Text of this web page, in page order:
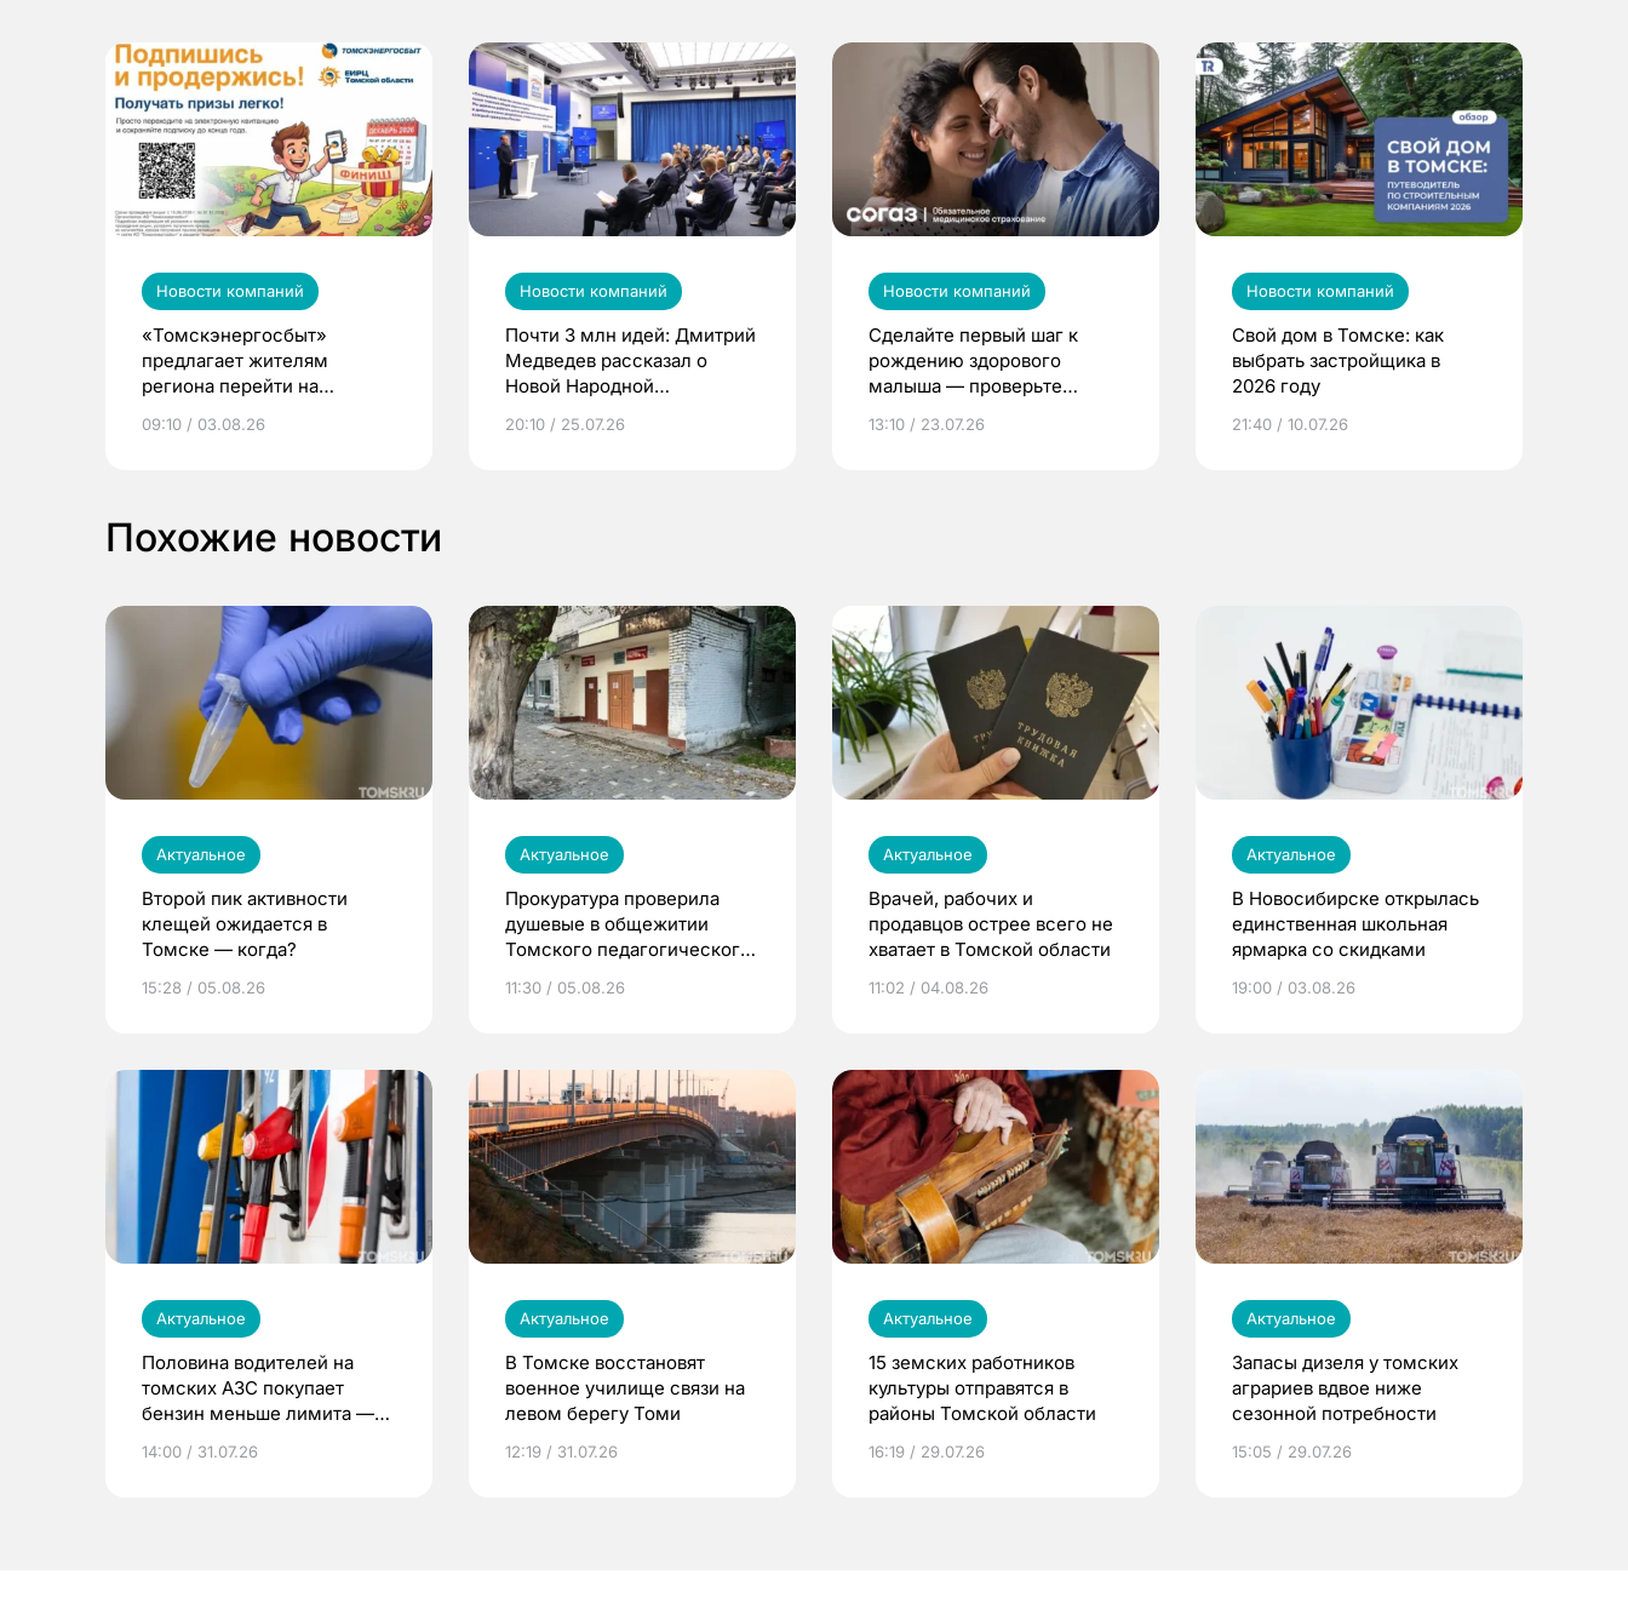
Новости компаний
«Томскэнергосбыт»
предлагает жителям
региона перейти на
выиграть призы
09:10 / 03.08.26
Новости компаний
Почти 3 млн идей: Дмитрий
Медведев рассказал о
Новой Народной
20:10 / 25.07.26
Новости компаний
Сделайте первый шаг к
рождению здорового
малыша — проверьте
по ОМС!
13:10 / 23.07.26
Новости компаний
Свой дом в Томске: как
выбрать застройщика в
2026 году
21:40 / 10.07.26
Похожие новости
Актуальное
Второй пик активности
клещей ожидается в
Томске — когда?
15:28 / 05.08.26
Актуальное
Прокуратура проверила
душевые в общежитии
Томского педагогического
11:30 / 05.08.26
Актуальное
Врачей, рабочих и
продавцов острее всего не
хватает в Томской области
11:02 / 04.08.26
Актуальное
В Новосибирске открылась
единственная школьная
ярмарка со скидками
19:00 / 03.08.26
Актуальное
Половина водителей на
томских АЗС покупает
бензин меньше лимита —
14:00 / 31.07.26
Актуальное
В Томске восстановят
военное училище связи на
левом берегу Томи
12:19 / 31.07.26
Актуальное
15 земских работников
культуры отправятся в
районы Томской области
16:19 / 29.07.26
Актуальное
Запасы дизеля у томских
аграриев вдвое ниже
сезонной потребности
15:05 / 29.07.26